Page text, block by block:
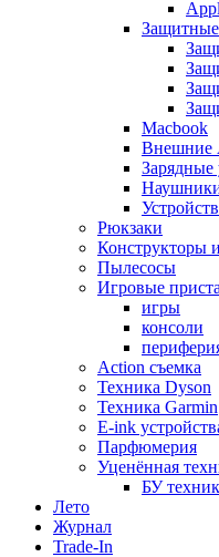
Защитные
Macbook
Внешние
Зарядные
Рюкзаки
Конструкторы
Пылесосы
Игровые
игры
консоли
Action съемка
Техника Dyson
Техника Garmin
E-ink
Парфюмерия
Уценённая
БУ
Лето
Журнал
Trade-In